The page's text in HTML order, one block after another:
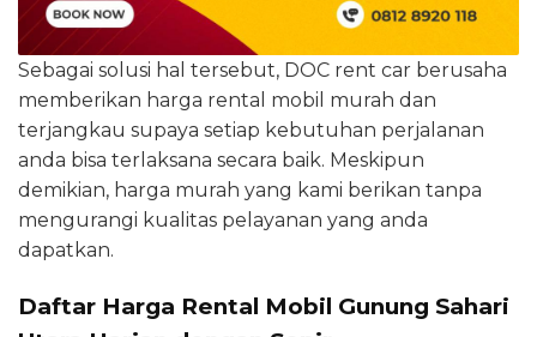
Sebagai solusi hal tersebut, DOC rent car berusaha
memberikan harga rental mobil murah dan
terjangkau supaya setiap kebutuhan perjalanan
anda bisa terlaksana secara baik. Meskipun
demikian, harga murah yang kami berikan tanpa
mengurangi kualitas pelayanan yang anda
dapatkan.
Daftar Harga Rental Mobil Gunung Sahari